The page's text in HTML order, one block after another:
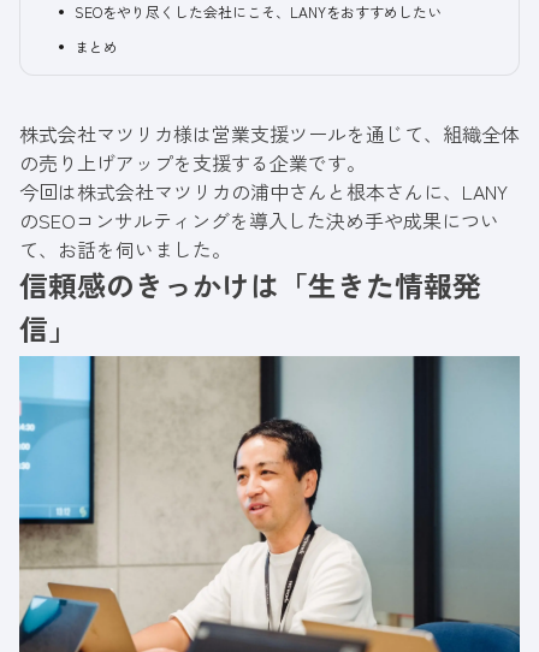
SEOをやり尽くした会社にこそ、LANYをおすすめしたい
まとめ
株式会社マツリカ様は営業支援ツールを通じて、組織全体
の売り上げアップを支援する企業です。
今回は株式会社マツリカの浦中さんと根本さんに、LANY
のSEOコンサルティングを導入した決め手や成果につい
て、お話を伺いました。
信頼感のきっかけは「生きた情報発
信」